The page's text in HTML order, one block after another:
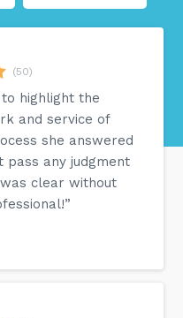
(50)
highlight the
and service of
she answered
pass any judgment
clear without